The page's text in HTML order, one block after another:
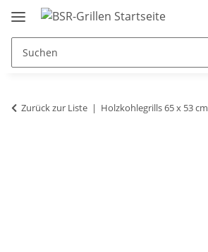
Zurück zur Liste Holzkohlegrills 65 x 53 cm